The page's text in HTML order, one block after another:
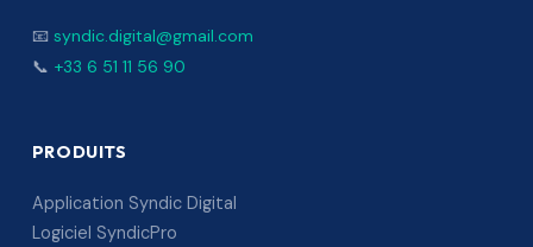
📧 syndic.digital@gmail.com
📞 +33 6 51 11 56 90
PRODUITS
Application Syndic Digital
Logiciel SyndicPro